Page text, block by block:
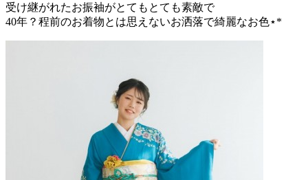
受け継がれたお振袖がとてもとても素敵で
40年？程前のお着物とは思えないお洒落で綺麗なお色⋆*